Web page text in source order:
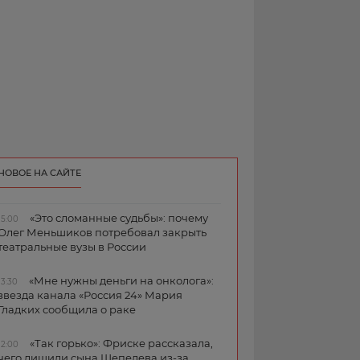
НА САЙТЕ
«Это сломанные судьбы»: почему
Меньшиков потребовал закрыть
вузы в России
«Мне нужны деньги на онколога»:
канала «Россия 24» Мария
сообщила о раке
«Так горько»: Фриске рассказала,